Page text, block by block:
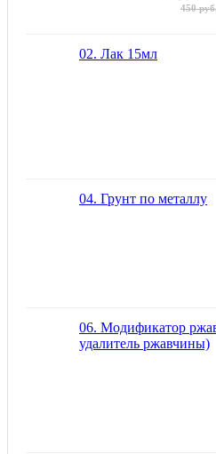
450
02. Лак 15мл
04. Грунт по металлу
06. Модификатор
удалитель ржавчины)